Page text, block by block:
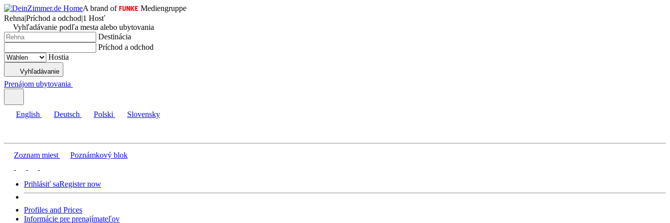
A brand of
Mediengruppe
Rehna|Príchod a odchod|1 Hosť
Vyhľadávanie podľa mesta alebo ubytovania
Destinácia
Príchod a odchod
Hostia
Vyhľadávanie
Prenájom ubytovania
English Deutsch Polski Slovensky
Zoznam miest Poznámkový blok
Prihlásiť saRegister now
Profiles and Prices
Informácie pre prenajímateľov